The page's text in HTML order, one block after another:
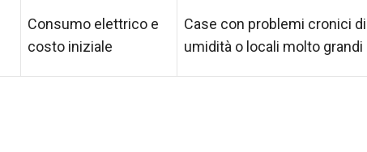
Consumo elettrico e
costo iniziale
Case con problemi cronici di
umidità o locali molto grandi